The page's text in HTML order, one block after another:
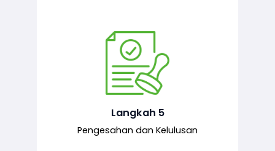
Langkah 5
Pengesahan dan Kelulusan
Pegawai pelulus menilai permohonan
dan memberi pengesahan serta
kelulusan akhir sekiranya semuanya
mematuhi syarat ditetapkan.